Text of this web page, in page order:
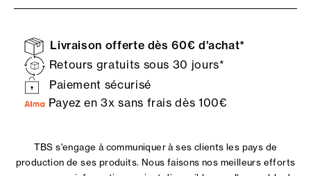
Livraison offerte dès 60€ d'achat*
Retours gratuits sous 30 jours*
Paiement sécurisé
Payez en 3x sans frais dès 100€
TBS s'engage à communiquer à ses clients les pays de
production de ses produits. Nous faisons nos meilleurs efforts